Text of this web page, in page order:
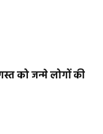
को जन्मे लोगों की